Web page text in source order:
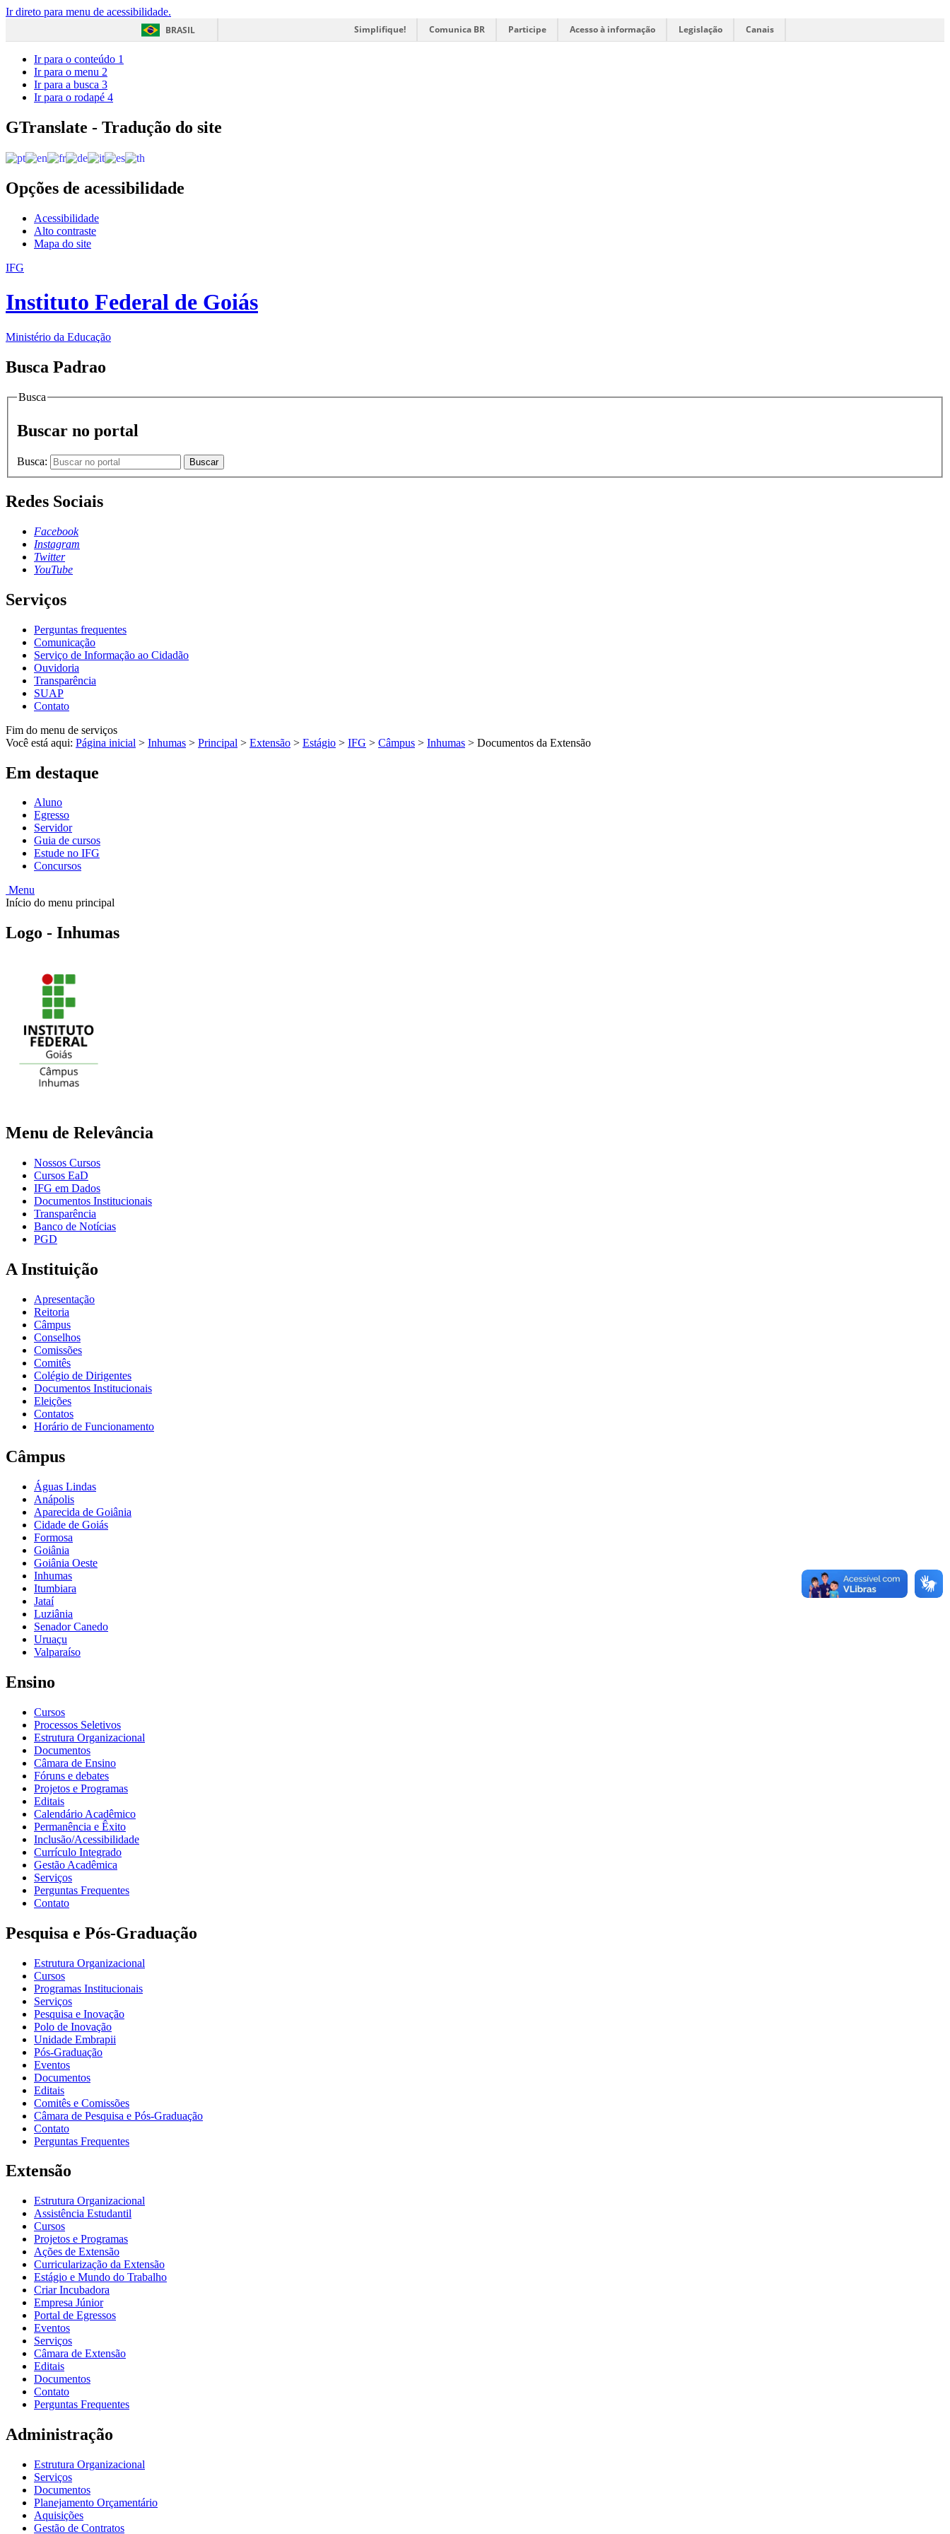
Ir direto para menu de acessibilidade.
BRASIL
Simplifique! Comunica BR Participe Acesso à informação Legislação Canais
Ir para o conteúdo 1
Ir para o menu 2
Ir para a busca 3
Ir para o rodapé 4
GTranslate - Tradução do site
Opções de acessibilidade
Acessibilidade
Alto contraste
Mapa do site
IFG
Instituto Federal de Goiás
Ministério da Educação
Busca Padrao
Busca
Buscar no portal
Busca: Buscar
Redes Sociais
Facebook
Instagram
Twitter
YouTube
Serviços
Perguntas frequentes
Comunicação
Serviço de Informação ao Cidadão
Ouvidoria
Transparência
SUAP
Contato
Fim do menu de serviços
Você está aqui: Página inicial > Inhumas > Principal > Extensão > Estágio > IFG > Câmpus > Inhumas > Documentos da Extensão
Em destaque
Aluno
Egresso
Servidor
Guia de cursos
Estude no IFG
Concursos
Menu
Início do menu principal
Logo - Inhumas
Menu de Relevância
Nossos Cursos
Cursos EaD
IFG em Dados
Documentos Institucionais
Transparência
Banco de Notícias
PGD
A Instituição
Apresentação
Reitoria
Câmpus
Conselhos
Comissões
Comitês
Colégio de Dirigentes
Documentos Institucionais
Eleições
Contatos
Horário de Funcionamento
Câmpus
Águas Lindas
Anápolis
Aparecida de Goiânia
Cidade de Goiás
Formosa
Goiânia
Goiânia Oeste
Inhumas
Itumbiara
Jataí
Luziânia
Senador Canedo
Uruaçu
Valparaíso
Ensino
Cursos
Processos Seletivos
Estrutura Organizacional
Documentos
Câmara de Ensino
Fóruns e debates
Projetos e Programas
Editais
Calendário Acadêmico
Permanência e Êxito
Inclusão/Acessibilidade
Currículo Integrado
Gestão Acadêmica
Serviços
Perguntas Frequentes
Contato
Pesquisa e Pós-Graduação
Estrutura Organizacional
Cursos
Programas Institucionais
Serviços
Pesquisa e Inovação
Polo de Inovação
Unidade Embrapii
Pós-Graduação
Eventos
Documentos
Editais
Comitês e Comissões
Câmara de Pesquisa e Pós-Graduação
Contato
Perguntas Frequentes
Extensão
Estrutura Organizacional
Assistência Estudantil
Cursos
Projetos e Programas
Ações de Extensão
Curricularização da Extensão
Estágio e Mundo do Trabalho
Criar Incubadora
Empresa Júnior
Portal de Egressos
Eventos
Serviços
Câmara de Extensão
Editais
Documentos
Contato
Perguntas Frequentes
Administração
Estrutura Organizacional
Serviços
Documentos
Planejamento Orçamentário
Aquisições
Gestão de Contratos